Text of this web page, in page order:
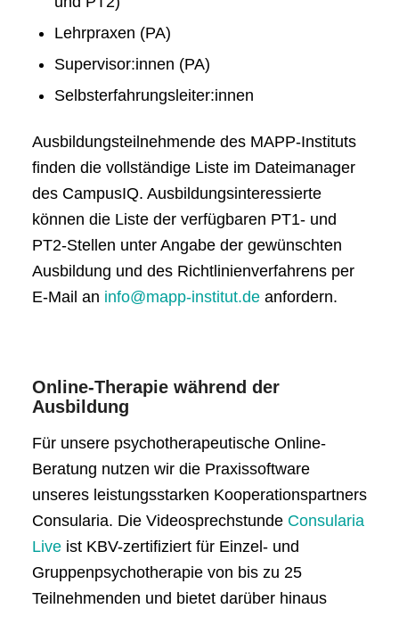
Lehrpraxen (PA)
Supervisor:innen (PA)
Selbsterfahrungsleiter:innen
Ausbildungsteilnehmende des MAPP-Instituts
finden die vollständige Liste im Dateimanager
des CampusIQ. Ausbildungsinteressierte
können die Liste der verfügbaren PT1- und
PT2-Stellen unter Angabe der gewünschten
Ausbildung und des Richtlinienverfahrens per
E-Mail an info@mapp-institut.deanfordern.
Online-Therapie während der
Ausbildung
Für unsere psychotherapeutische Online-
Beratung nutzen wir die Praxissoftware
unseres leistungsstarken Kooperationspartners
Consularia. Die Videosprechstunde Consularia
Liveist KBV-zertifiziert für Einzel- und
Gruppenpsychotherapie von bis zu 25
Teilnehmenden und bietet darüber hinaus